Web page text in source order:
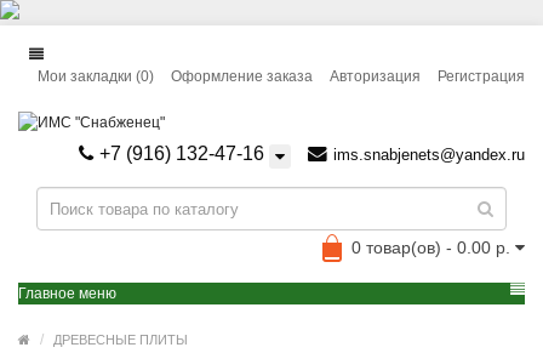
Авторизация Регистрация
Мои закладки (0) Оформление заказа
+7 (916) 132-47-16 ims.snabjenets@yandex.ru
0 товар(ов) - 0.00 р.
Главное меню
ДРЕВЕСНЫЕ ПЛИТЫ